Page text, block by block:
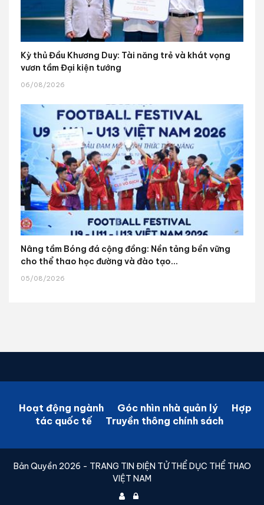
Kỳ thủ Đầu Khương Duy: Tài năng trẻ và khát vọng
vươn tầm Đại kiện tướng
06/08/2026
Nâng tầm Bóng đá cộng đồng: Nền tảng bền vững
cho thể thao học đường và đào tạo...
05/08/2026
Hoạt động ngành Góc nhìn nhà quản lý
Hợp
tác quốc tế
Truyền thông chính sách
Bản Quyền 2026 - TRANG TIN ĐIỆN TỬ THỂ DỤC THỂ THAO
VIỆT NAM